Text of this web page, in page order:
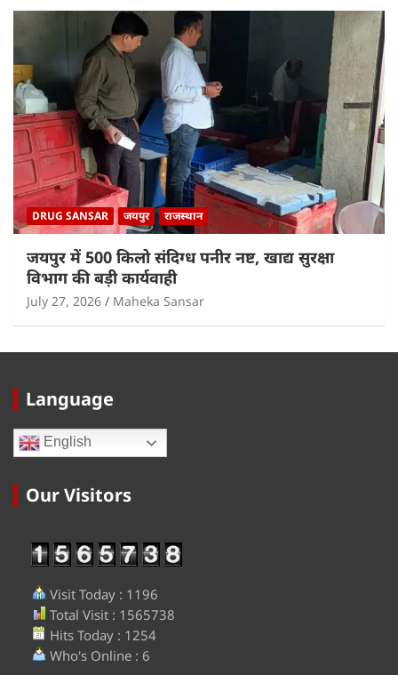
DRUG SANSAR जयपुर राजस्थान
जयपुर में 500 किलो संदिग्ध पनीर नष्ट, खाद्य सुरक्षा
विभाग की बड़ी कार्यवाही
July 27, 2026 Maheka Sansar
Language
English
Our Visitors
Visit Today : 1196
Total Visit : 1565738
Hits Today : 1254
Who's Online : 6